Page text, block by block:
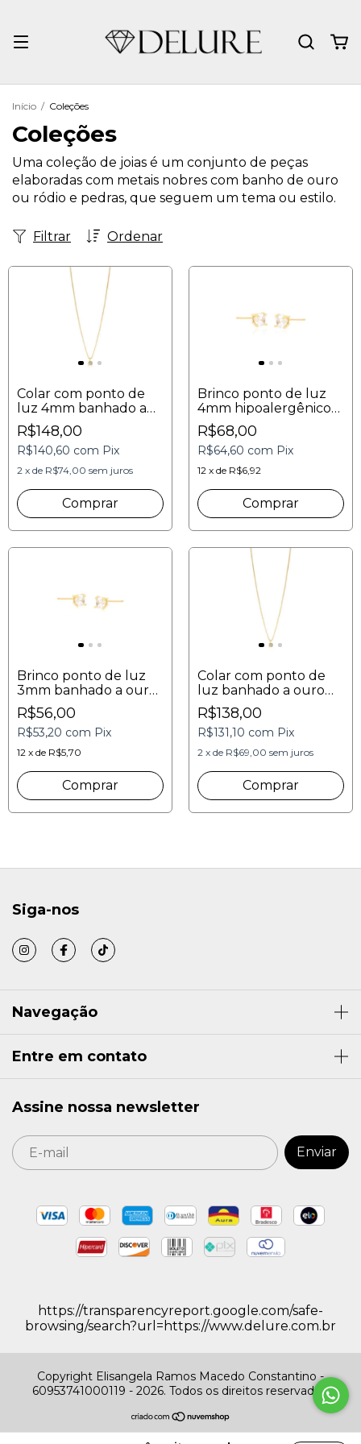
Início / Coleções
Coleções
Uma coleção de joias é um conjunto de peças
elaboradas com metais nobres com banho de ouro
ou ródio e pedras, que seguem um tema ou estilo.
Ordenar
Filtrar
Colar com ponto de
luz 4mm banhado a
ouro 18K
hipoalergênico
zircônia incolor
R$148,00
R$140,60 com Pix
2 x de R$74,00 sem juros
Brinco ponto de luz
4mm hipoalergênico
zircônias incolores
R$68,00
R$64,60 com Pix
12 x de R$6,92
Brinco ponto de luz
3mm banhado a ouro
com uma zircônia
incolor
R$56,00
R$53,20 com Pix
12 x de R$5,70
Colar com ponto de
luz banhado a ouro
zircônia incolor 40cm |
3mm
R$138,00
R$131,10 com Pix
2 x de R$69,00 sem juros
Siga-nos
Navegação
Entre em contato
Assine nossa newsletter
https://transparencyreport.google.com/safe-
browsing/search?url=https://www.delure.com.br
Copyright Elisangela Ramos Macedo Constantino -
60953741000119 - 2026. Todos os direitos reservados.